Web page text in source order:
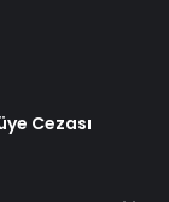
Cezası